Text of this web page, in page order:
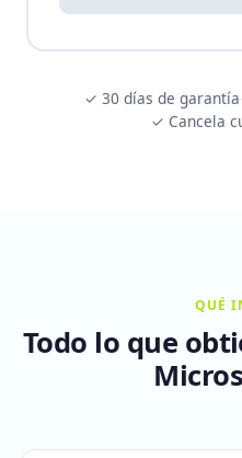
✓ 30 días de garantía
✓ Cancela
QUÉ
Todo lo que